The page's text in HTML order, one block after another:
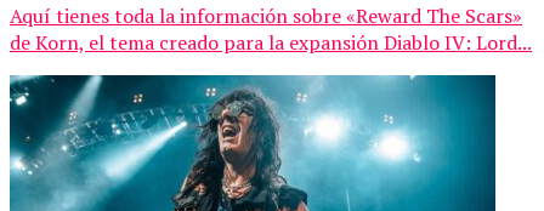
Aquí tienes toda la información sobre «Reward The Scars»
de Korn, el tema creado para la expansión Diablo IV: Lord...